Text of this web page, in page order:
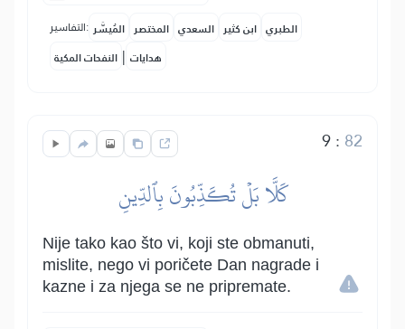
التفاسير: المُيسَّر المختصر السعدي ابن كثير الطبري
النفحات المكية | هدايات
9: 82
كَلَّا بَلۡ تُكَذِّبُونَ بِٱلدِّينِ
Nije tako kao što vi, koji ste obmanuti,
mislite, nego vi poričete Dan nagrade i
kazne i za njega se ne pripremate.